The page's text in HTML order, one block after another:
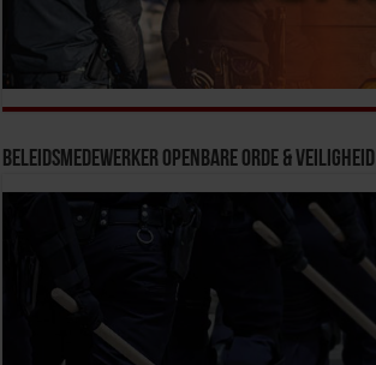
Beleidsmedewerker Openbare Orde & Veiligheid